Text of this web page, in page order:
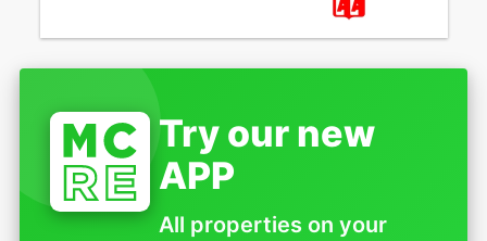
Try our new
APP
All properties on your